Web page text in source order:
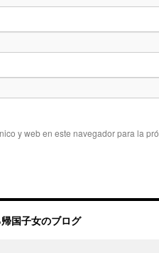
y web en este navegador para la
国子女のブログ